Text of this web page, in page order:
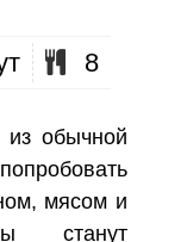
8
обычной
мясом и
станут